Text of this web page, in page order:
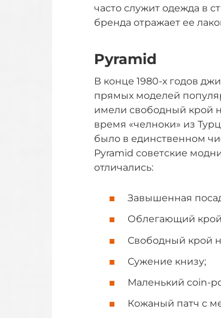
часто служит одежда в
бренда отражает ее
Pyramid
В конце 1980-х годов
прямых моделей
имели свободный крой
время «челноки» из
было в единственном
Pyramid советские
отличались:
Завышенная
Облегающий крой
Свободный крой
Сужение книзу;
Маленький coin-
Кожаный патч с